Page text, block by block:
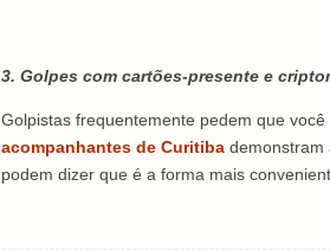
3. Golpes com cartões-presente e
Golpistas frequentemente pedem que
acompanhantes de Curitiba demonstram
podem dizer que é a forma mais